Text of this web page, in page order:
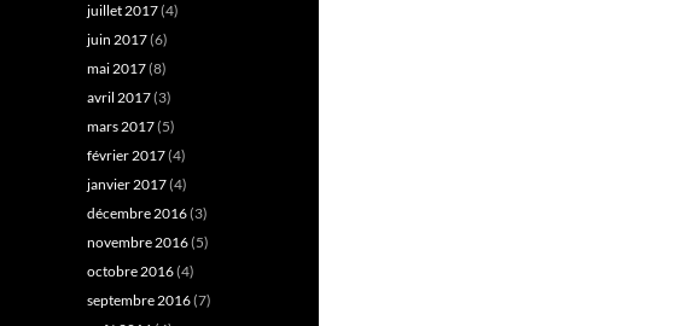
juillet 2017(4)
juin 2017(6)
mai 2017(8)
avril 2017(3)
mars 2017(5)
février 2017(4)
janvier 2017(4)
décembre 2016(3)
novembre 2016(5)
octobre 2016(4)
septembre 2016(7)